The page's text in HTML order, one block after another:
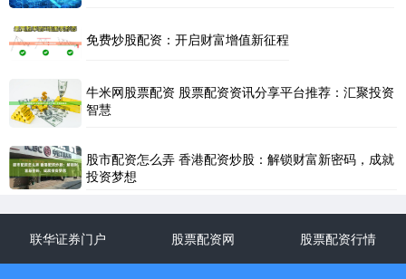
免费炒股配资：开启财富增值新征程
牛米网股票配资 股票配资资讯分享平台推荐：汇聚投资
智慧
股市配资怎么弄 香港配资炒股：解锁财富新密码，成就
投资梦想
联华证券门户 股票配资网 股票配资行情